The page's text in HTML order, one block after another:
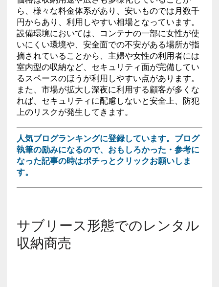
ら、様々な料金体系があり、安いものでは月数千
円からあり、利用しやすい相場となっています。
設備環境においては、コンテナの一部に女性が使
いにくい環境や、安全面での不安がある場所が指
摘されていることから、主婦や女性の利用者には
室内型の収納など、セキュリティ面が完備してい
るスペースのほうが利用しやすい点があります。
また、市場が拡大し深夜に利用する顧客が多くな
れば、セキュリティに配慮しないと安全上、防犯
上のリスクが発生してきます。
人気ブログランキングに登録しています。ブログ
執筆の励みになるので、おもしろかった・参考に
なった記事の時はポチっとクリックお願いしま
す。
サブリース形態でのレンタル
収納商売